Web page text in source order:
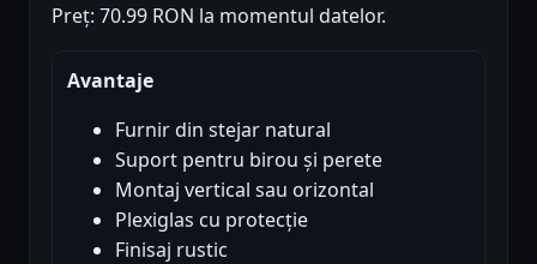
Preț: 70.99 RON la momentul datelor.
Avantaje
Furnir din stejar natural
Suport pentru birou și perete
Montaj vertical sau orizontal
Plexiglas cu protecție
Finisaj rustic